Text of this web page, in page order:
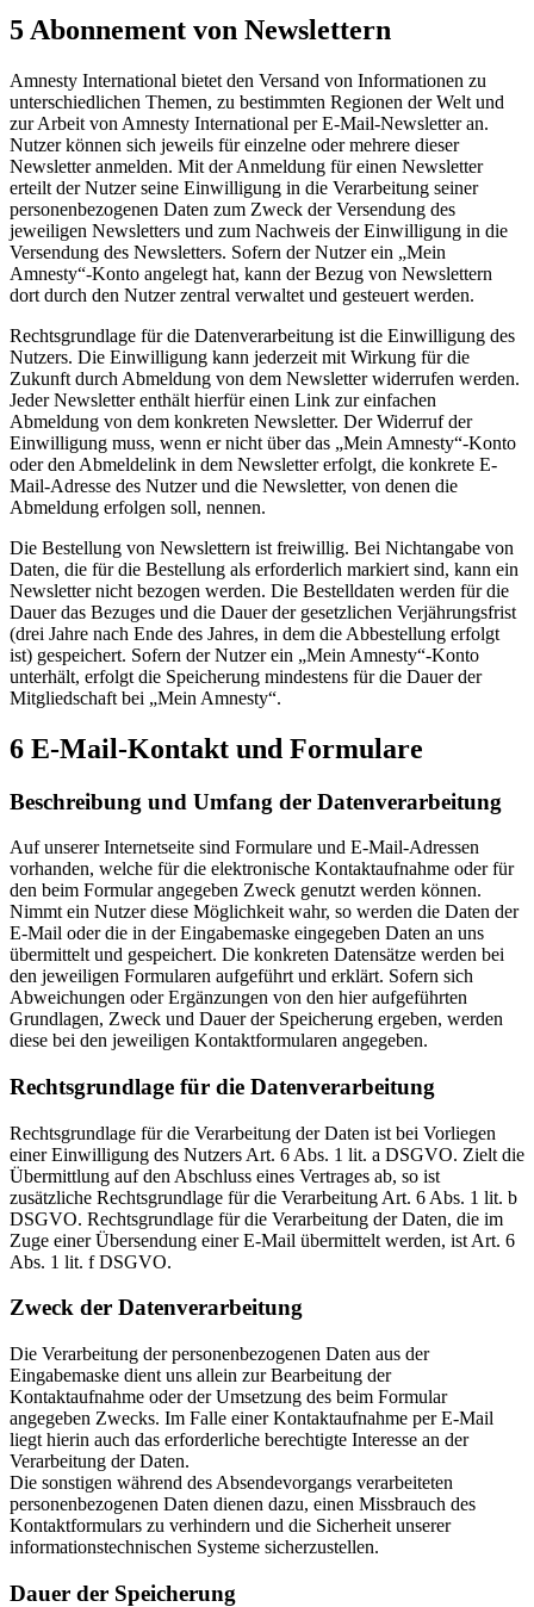
5 Abonnement von Newslettern
Amnesty International bietet den Versand von Informationen zu
unterschiedlichen Themen, zu bestimmten Regionen der Welt und
zur Arbeit von Amnesty International per E-Mail-Newsletter an.
Nutzer können sich jeweils für einzelne oder mehrere dieser
Newsletter anmelden. Mit der Anmeldung für einen Newsletter
erteilt der Nutzer seine Einwilligung in die Verarbeitung seiner
personenbezogenen Daten zum Zweck der Versendung des
jeweiligen Newsletters und zum Nachweis der Einwilligung in die
Versendung des Newsletters. Sofern der Nutzer ein „Mein
Amnesty“-Konto angelegt hat, kann der Bezug von Newslettern
dort durch den Nutzer zentral verwaltet und gesteuert werden.
Rechtsgrundlage für die Datenverarbeitung ist die Einwilligung des
Nutzers. Die Einwilligung kann jederzeit mit Wirkung für die
Zukunft durch Abmeldung von dem Newsletter widerrufen werden.
Jeder Newsletter enthält hierfür einen Link zur einfachen
Abmeldung von dem konkreten Newsletter. Der Widerruf der
Einwilligung muss, wenn er nicht über das „Mein Amnesty“-Konto
oder den Abmeldelink in dem Newsletter erfolgt, die konkrete E-
Mail-Adresse des Nutzer und die Newsletter, von denen die
Abmeldung erfolgen soll, nennen.
Die Bestellung von Newslettern ist freiwillig. Bei Nichtangabe von
Daten, die für die Bestellung als erforderlich markiert sind, kann ein
Newsletter nicht bezogen werden. Die Bestelldaten werden für die
Dauer das Bezuges und die Dauer der gesetzlichen Verjährungsfrist
(drei Jahre nach Ende des Jahres, in dem die Abbestellung erfolgt
ist) gespeichert. Sofern der Nutzer ein „Mein Amnesty“-Konto
unterhält, erfolgt die Speicherung mindestens für die Dauer der
Mitgliedschaft bei „Mein Amnesty“.
6 E-Mail-Kontakt und Formulare
Beschreibung und Umfang der Datenverarbeitung
Auf unserer Internetseite sind Formulare und E-Mail-Adressen
vorhanden, welche für die elektronische Kontaktaufnahme oder für
den beim Formular angegeben Zweck genutzt werden können.
Nimmt ein Nutzer diese Möglichkeit wahr, so werden die Daten der
E-Mail oder die in der Eingabemaske eingegeben Daten an uns
übermittelt und gespeichert. Die konkreten Datensätze werden bei
den jeweiligen Formularen aufgeführt und erklärt. Sofern sich
Abweichungen oder Ergänzungen von den hier aufgeführten
Grundlagen, Zweck und Dauer der Speicherung ergeben, werden
diese bei den jeweiligen Kontaktformularen angegeben.
Rechtsgrundlage für die Datenverarbeitung
Rechtsgrundlage für die Verarbeitung der Daten ist bei Vorliegen
einer Einwilligung des Nutzers Art. 6 Abs. 1 lit. a DSGVO. Zielt die
Übermittlung auf den Abschluss eines Vertrages ab, so ist
zusätzliche Rechtsgrundlage für die Verarbeitung Art. 6 Abs. 1 lit. b
DSGVO. Rechtsgrundlage für die Verarbeitung der Daten, die im
Zuge einer Übersendung einer E-Mail übermittelt werden, ist Art. 6
Abs. 1 lit. f DSGVO.
Zweck der Datenverarbeitung
Die Verarbeitung der personenbezogenen Daten aus der
Eingabemaske dient uns allein zur Bearbeitung der
Kontaktaufnahme oder der Umsetzung des beim Formular
angegeben Zwecks. Im Falle einer Kontaktaufnahme per E-Mail
liegt hierin auch das erforderliche berechtigte Interesse an der
Verarbeitung der Daten.
Die sonstigen während des Absendevorgangs verarbeiteten
personenbezogenen Daten dienen dazu, einen Missbrauch des
Kontaktformulars zu verhindern und die Sicherheit unserer
informationstechnischen Systeme sicherzustellen.
Dauer der Speicherung